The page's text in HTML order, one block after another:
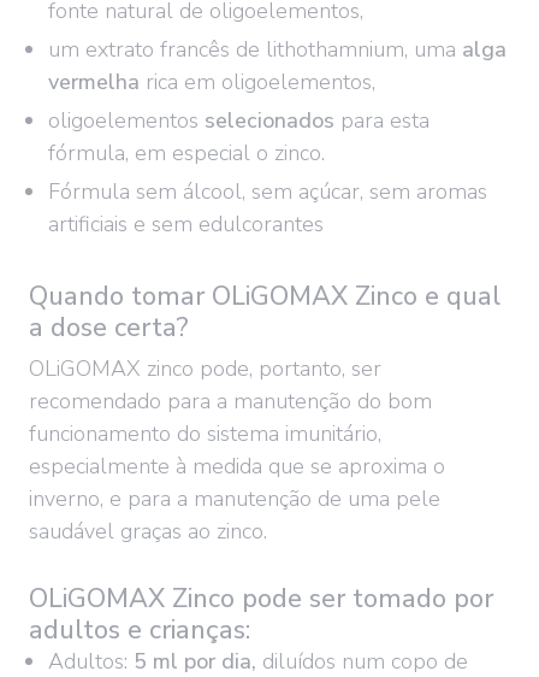
fonte natural de oligoelementos,
um extrato francês de lithothamnium, uma alga
vermelha rica em oligoelementos,
oligoelementos selecionados para esta
fórmula, em especial o zinco.
Fórmula sem álcool, sem açúcar, sem aromas
artificiais e sem edulcorantes
Quando tomar OLiGOMAX Zinco e qual
a dose certa?
OLiGOMAX zinco pode, portanto, ser
recomendado para a manutenção do bom
funcionamento do sistema imunitário,
especialmente à medida que se aproxima o
inverno, e para a manutenção de uma pele
saudável graças ao zinco.
OLiGOMAX Zinco pode ser tomado por
adultos e crianças:
Adultos: 5 ml por dia, diluídos num copo de